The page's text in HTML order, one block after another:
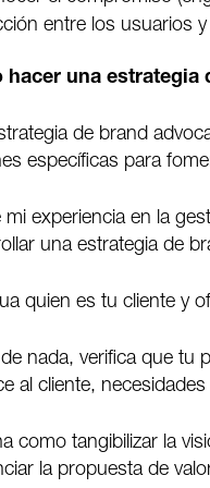
entre los usuarios
hacer una estrategia
de brand
específicas para
mi experiencia en la
una estrategia de
quien es tu cliente y
nada, verifica que tu
al cliente,
como tangibilizar la
la propuesta de